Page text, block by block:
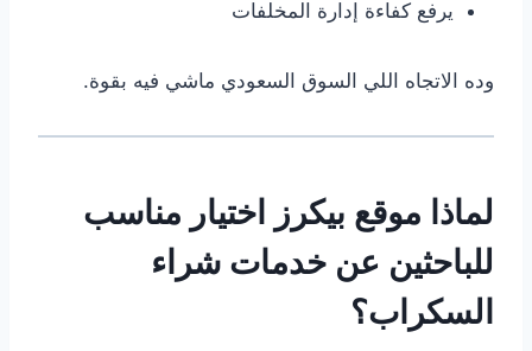
يرفع كفاءة إدارة المخلفات
وده الاتجاه اللي السوق السعودي ماشي فيه بقوة.
لماذا موقع بيكرز اختيار مناسب
للباحثين عن خدمات شراء
السكراب؟